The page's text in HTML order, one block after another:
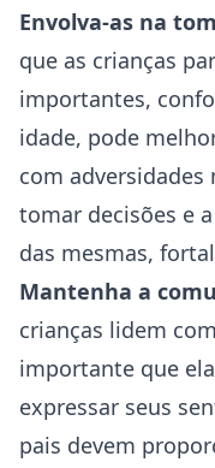
Envolva-as na
que as crianças
importantes,
idade, pode
com adversidades
tomar decisões e
das mesmas,
Mantenha a
crianças lidem
importante que
expressar seus
pais devem